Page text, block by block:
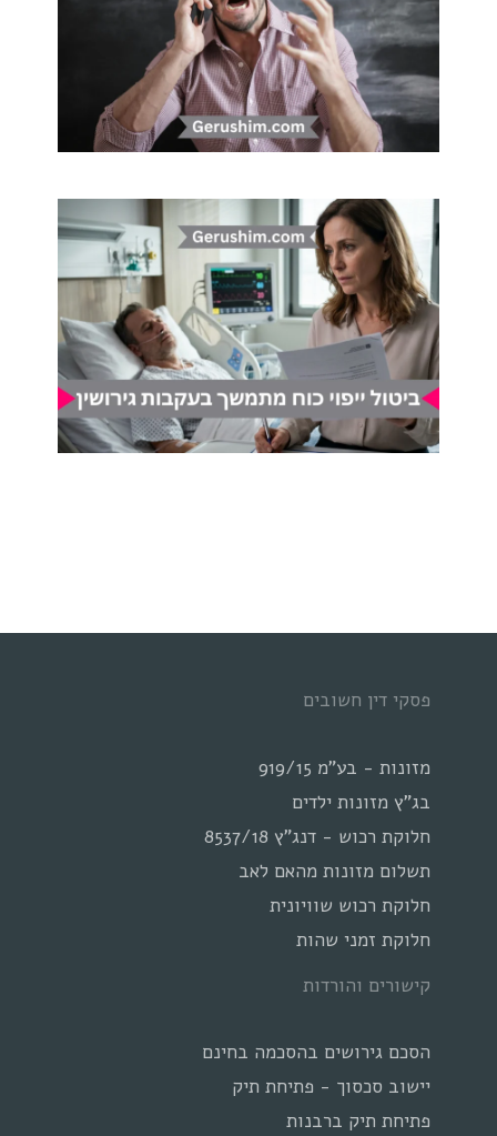
פסקי דין חשובים
מזונות - בע"מ 919/15
בג"ץ מזונות ילדים
חלוקת רכוש - דנג"ץ 8537/18
תשלום מזונות מהאם לאב
חלוקת רכוש שוויונית
חלוקת זמני שהות
קישורים והורדות
הסכם גירושים בהסכמה בחינם
יישוב סכסוך - פתיחת תיק
פתיחת תיק ברבנות